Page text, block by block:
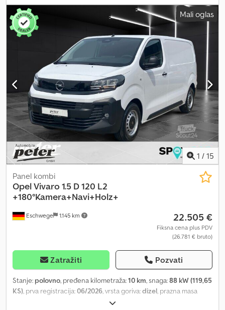
sedišta:3, Oprema:ABS, centralno zaključavanje, elektronski
program stabilnosti (ESP), filter za čađ, garancija za polovna
vozila, klima uređaj, klizna vrata, kontrola proklizavanja, senzori
za parkiranje, servo upravljač, sistem imobilizera, tempomat,
ugrađeni računar, vučna spojnica prikolice, Eksterijer * Celo
godišnje gume Komfor i zaštita životne sredine * Kamera za vožnju
unazad sa dinamičkim linijama Ostalo * Kuka za prikolicu (nije
sklopiva) * PAKET ZA ZAŠTITU TERETA * Čelično siva boja
(metalik) Dodpszr Rvkofx Ahvsck * Tkanina Crepe Black, crna, sa
podstavljenim naslonima za glavu * Audio sistem Techno 7 sa
ekranom osetljivim na dodir, DAB i aplikacijama
Mali oglas
1 / 15
Eschwege 1.145 km
Panel kombi
OpelVivaro 1.5 D 120 L2
+180°Kamera+Navi+Holz+
22.505 €
Fiksna cena plus PDV
(26.781 € bruto)
Zatražiti Pozvati
Stanje: polovno, pređena kilometraža:10 km, snaga:88 kW (119,65
KS) , prva registracija:06/2026 , vrsta goriva:dizel , prazna masa
, maksimalna nosivost: